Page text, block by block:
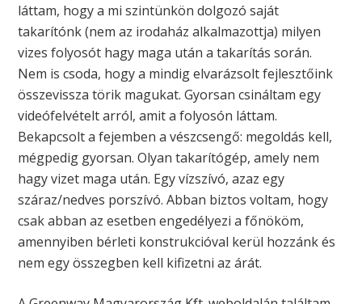
láttam, hogy a mi szintünkön dolgozó saját
takarítónk (nem az irodaház alkalmazottja) milyen
vizes folyosót hagy maga után a takarítás során.
Nem is csoda, hogy a mindig elvarázsolt fejlesztőink
összevissza törik magukat. Gyorsan csináltam egy
videófelvételt arról, amit a folyosón láttam.
Bekapcsolt a fejemben a vészcsengő: megoldás kell,
mégpedig gyorsan. Olyan takarítógép, amely nem
hagy vizet maga után. Egy vízszívó, azaz egy
száraz/nedves porszívó. Abban biztos voltam, hogy
csak abban az esetben engedélyezi a főnököm,
amennyiben bérleti konstrukcióval kerül hozzánk és
nem egy összegben kell kifizetni az árát.